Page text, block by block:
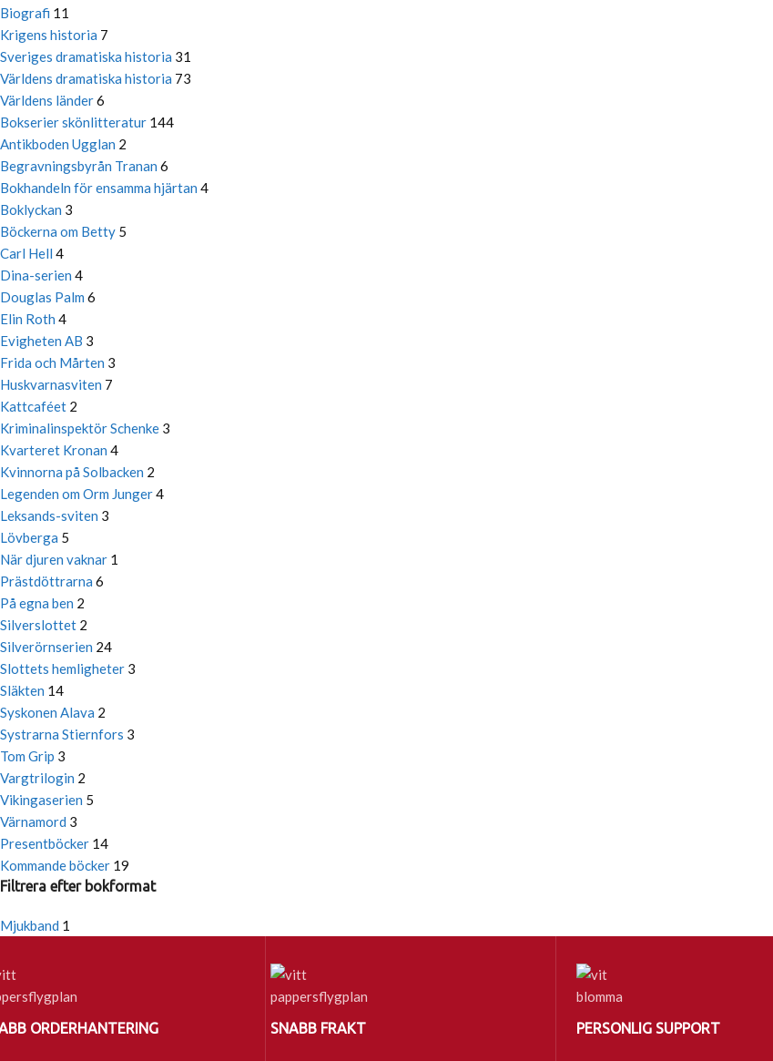
Biografi 11
Krigens historia 7
Sveriges dramatiska historia 31
Världens dramatiska historia 73
Världens länder6
Bokserier skönlitteratur 144
Antikboden Ugglan 2
Begravningsbyrån Tranan 6
Bokhandeln för ensamma hjärtan 4
Boklyckan 3
Böckerna om Betty 5
Carl Hell 4
Dina-serien 4
Douglas Palm 6
Elin Roth 4
Evigheten AB 3
Frida och Mårten 3
Huskvarnasviten 7
Kattcaféet 2
Kriminalinspektör Schenke 3
Kvarteret Kronan 4
Kvinnorna på Solbacken 2
Legenden om Orm Junger4
Leksands-sviten 3
Lövberga 5
När djuren vaknar 1
Prästdöttrarna 6
På egna ben 2
Silverslottet 2
Silverörnserien 24
Slottets hemligheter 3
Släkten 14
Syskonen Alava 2
Systrarna Stiernfors 3
Tom Grip 3
Vargtrilogin 2
Vikingaserien 5
Värnamord 3
Presentböcker 14
Kommande böcker 19
Filtrera efter bokformat
Mjukband 1
ORDERHANTERING SNABB FRAKT PERSONLIG SUPPORT